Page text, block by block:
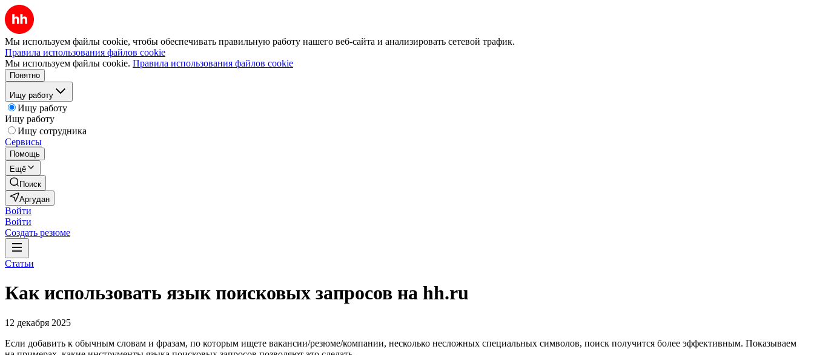
Мы используем файлы cookie, чтобы обеспечивать правильную работу нашего веб-сайта и анализировать сетевой трафик.
Правила использования файлов cookie
Мы используем файлы cookie. Правила использования файлов cookie
Понятно
Ищу работу
Ищу работу
Ищу работу
Ищу сотрудника
Сервисы
Помощь
Ещё
Поиск
Аргудан
Войти
Войти
Создать резюме
Статьи
Как использовать язык поисковых запросов на hh.ru
12 декабря 2025
Если добавить к обычным словам и фразам, по которым ищете вакансии/резюме/компании, несколько несложных специальных символов, поиск получится более эффективным. Показываем